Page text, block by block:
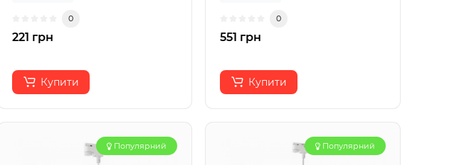
0
221 грн
Купити
0
551 грн
Купити
Популярний Популярний